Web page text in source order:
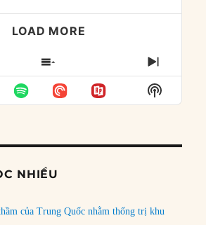
LOAD MORE
SHOW
EPISODES
LIST
NEXT
Show
Podcast
NHIỀU
của Trung Quốc nhằm thống trị khu